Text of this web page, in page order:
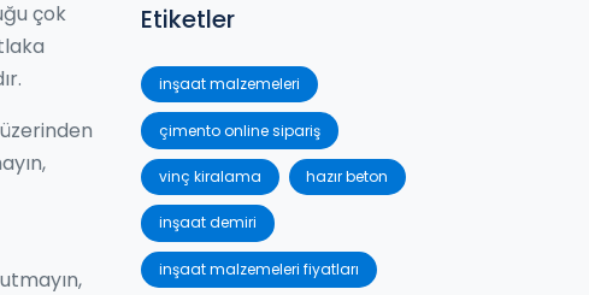
çok
Etiketler
inşaat malzemeleri
çimento online sipariş
vinç kiralama hazır beton
inşaat demiri
inşaat malzemeleri fiyatları